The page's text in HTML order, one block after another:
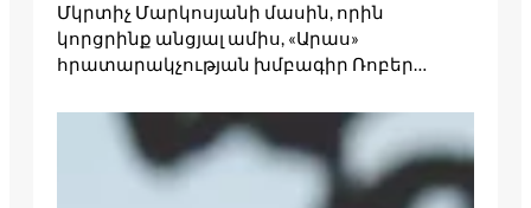
Մկրտիչ Մարկոսյանի մասին, որին
կորցրինք անցյալ ամիս, «Արաս»
հրատարակչության խմբագիր Ռոբեր…